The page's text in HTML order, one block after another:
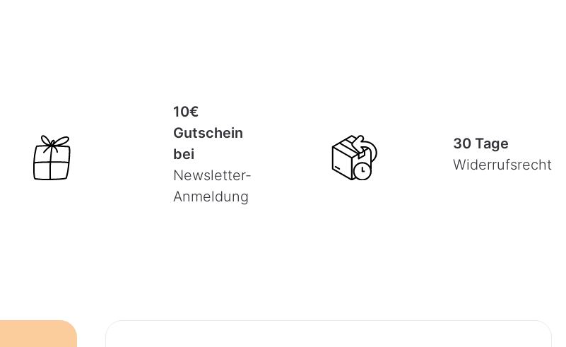
10€
Gutschein
bei
Newsletter-
Anmeldung
30 Tage
Widerrufsrecht